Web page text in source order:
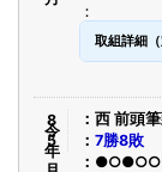
取組詳細
令8年5月 西 前頭
7勝8敗